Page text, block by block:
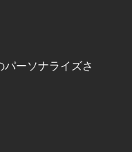
ーソナライズさ